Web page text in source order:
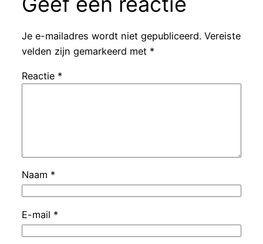
Je e-mailadres wordt niet gepubliceerd. Vereiste
velden zijn gemarkeerd met *
Reactie *
Naam *
E-mail *